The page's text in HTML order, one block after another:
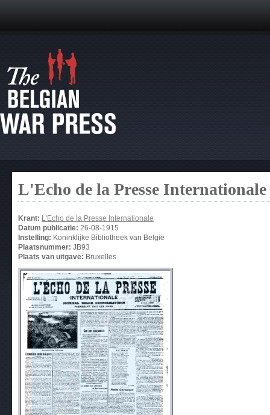
L'Echo de la Presse Internationale
Krant: L'Echo de la Presse Internationale
Datum publicatie: 26-08-1915
Instelling: Koninklijke Bibliotheek van België
Plaatsnummer: JB93
Plaats van uitgave: Bruxelles